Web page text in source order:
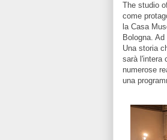
The studio
come
la Casa
Bologna.
Una storia
sarà l'intera
numerose
una